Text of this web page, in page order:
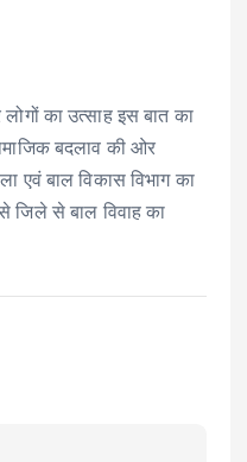
का उत्साह इस बात का
बदलाव की ओर
एवं बाल विकास विभाग का
जिले से बाल विवाह का